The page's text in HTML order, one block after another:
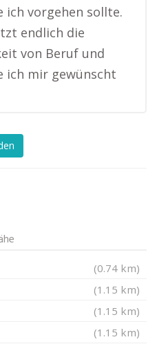
ich vorgehen sollte.
endlich die
von Beruf und
ich mir gewünscht
(0.74 km)
(1.15 km)
(1.15 km)
(1.15 km)